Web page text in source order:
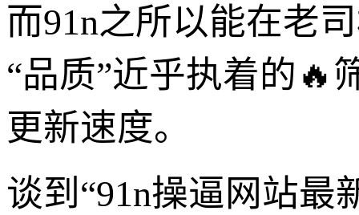
而91n之所以能在老
“品质”近乎执着的🔥
更新速度。
谈到“91n操逼网站最